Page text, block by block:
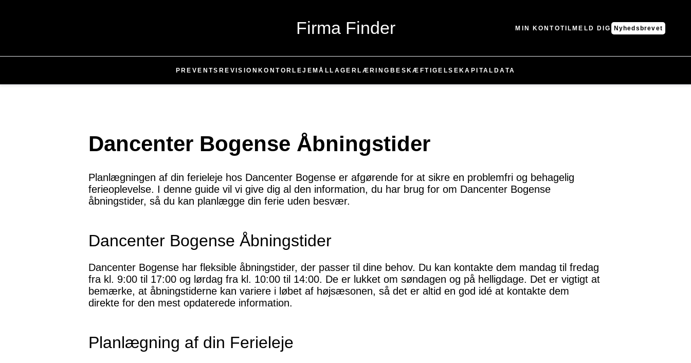
Firma Finder MIN KONTOTILMELD DIG Nyhedsbrevet
PR EVENTS REVISION KONTOR LEJEMÅL LAGER LÆRING BESKÆFTIGELSE KAPITAL DATA
Dancenter Bogense Åbningstider
Planlægningen af din ferieleje hos Dancenter Bogense er afgørende for at sikre en problemfri og behagelig
ferieoplevelse. I denne guide vil vi give dig al den information, du har brug for om Dancenter Bogense
åbningstider, så du kan planlægge din ferie uden besvær.
Dancenter Bogense Åbningstider
Dancenter Bogense har fleksible åbningstider, der passer til dine behov. Du kan kontakte dem mandag til fredag
fra kl. 9:00 til 17:00 og lørdag fra kl. 10:00 til 14:00. De er lukket om søndagen og på helligdage. Det er vigtigt at
bemærke, at åbningstiderne kan variere i løbet af højsæsonen, så det er altid en god idé at kontakte dem
direkte for den mest opdaterede information.
Planlægning af din Ferieleje